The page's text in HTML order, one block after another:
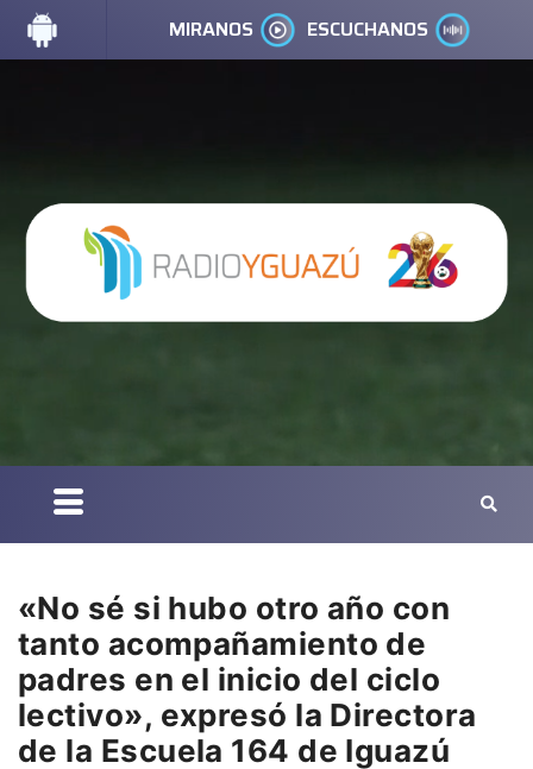
MIRANOS ESCUCHANOS
«No sé si hubo otro año con
tanto acompañamiento de
padres en el inicio del ciclo
lectivo», expresó la Directora
de la Escuela 164 de Iguazú